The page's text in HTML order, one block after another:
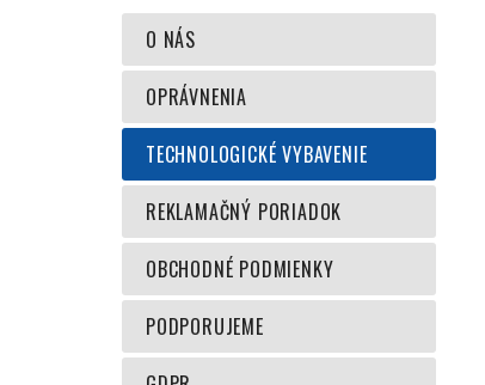
O NÁS
OPRÁVNENIA
TECHNOLOGICKÉ VYBAVENIE
REKLAMAČNÝ PORIADOK
OBCHODNÉ PODMIENKY
PODPORUJEME